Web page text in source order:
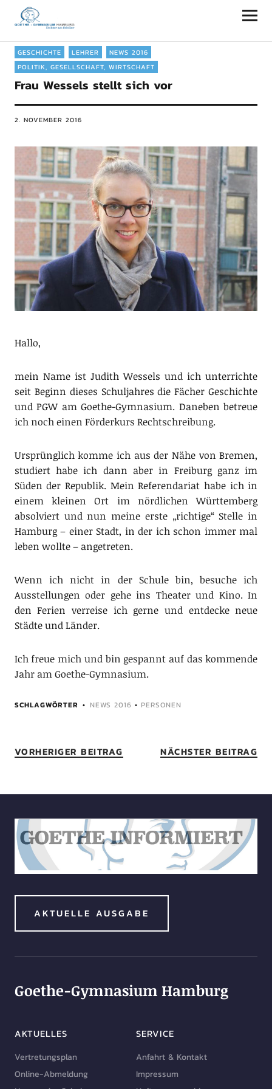
Goethe-Gymnasium Hamburg
GESCHICHTE LEHRER
NEWS 2016
POLITIK, GESELLSCHAFT, WIRTSCHAFT
Frau Wessels stellt sich vor
2. NOVEMBER 2016
Hallo,
mein Name ist Judith Wessels und ich unterrichte
seit Beginn dieses Schuljahres die Fächer Geschichte
und PGW am Goethe-Gymnasium. Daneben betreue
ich noch einen Förderkurs Rechtschreibung.
Ursprünglich komme ich aus der Nähe von Bremen,
studiert habe ich dann aber in Freiburg ganz im
Süden der Republik. Mein Referendariat habe ich in
einem kleinen Ort im nördlichen Württemberg
absolviert und nun meine erste „richtige“ Stelle in
Hamburg – einer Stadt, in der ich schon immer mal
leben wollte – angetreten.
Wenn ich nicht in der Schule bin, besuche ich
Ausstellungen oder gehe ins Theater und Kino. In
den Ferien verreise ich gerne und entdecke neue
Städte und Länder.
Ich freue mich und bin gespannt auf das kommende
Jahr am Goethe-Gymnasium.
SCHLAGWÖRTER NEWS 2016 • PERSONEN
VORHERIGER BEITRAG NÄCHSTER BEITRAG
AKTUELLE AUSGABE
Goethe-Gymnasium Hamburg
AKTUELLES
Vertretungsplan
Online-Abmeldung
SERVICE
Anfahrt & Kontakt
Impressum